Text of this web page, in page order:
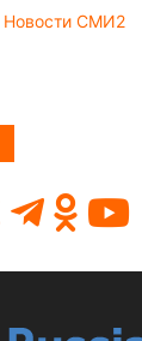
Новости СМИ2